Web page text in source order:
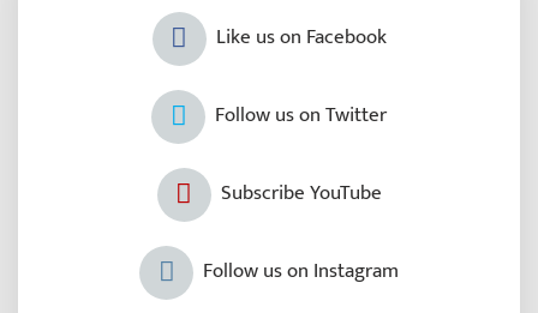
Like us on Facebook
Follow us on Twitter
Subscribe YouTube
Follow us on Instagram